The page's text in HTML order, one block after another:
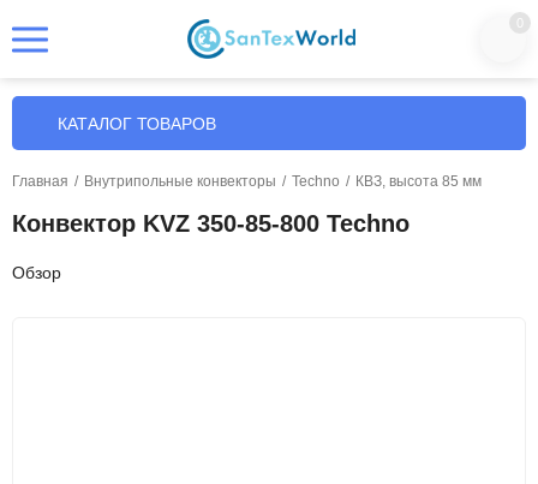
0
КАТАЛОГ ТОВАРОВ
Главная / Внутрипольные конвекторы / Techno / КВЗ, высота 85 мм
Конвектор KVZ 350-85-800 Techno
Обзор